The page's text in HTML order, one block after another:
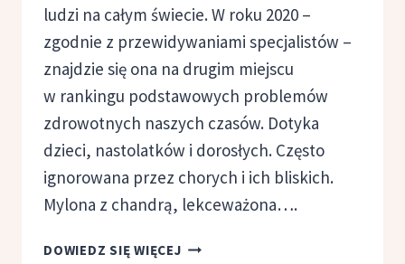
ludzi na całym świecie. W roku 2020 –
zgodnie z przewidywaniami specjalistów –
znajdzie się ona na drugim miejscu
w rankingu podstawowych problemów
zdrowotnych naszych czasów. Dotyka
dzieci, nastolatków i dorosłych. Często
ignorowana przez chorych i ich bliskich.
Mylona z chandrą, lekceważona….
DOWIEDZ SIĘ WIĘCEJDEPRESJA.